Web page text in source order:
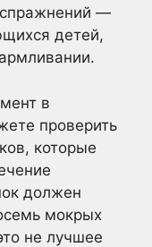
—
детей,
в
проверить
которые
должен
мокрых
не лучшее